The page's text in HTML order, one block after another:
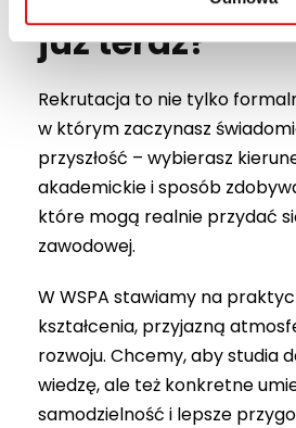
już teraz?
Rekrutacja to nie tylko
w którym zaczynasz
przyszłość – wybierasz
akademickie i sposób
które mogą realnie przydać
zawodowej.
W WSPA stawiamy na
kształcenia, przyjazną
rozwoju. Chcemy, aby studia
wiedzę, ale też konkretne
samodzielność i lepsze